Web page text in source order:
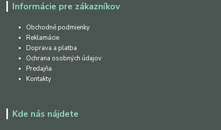
Informácie pre zákazníkov
Obchodné podmienky
Reklamácie
Doprava a platba
Ochrana osobných údajov
Predajňa
Kontakty
Kde nás nájdete